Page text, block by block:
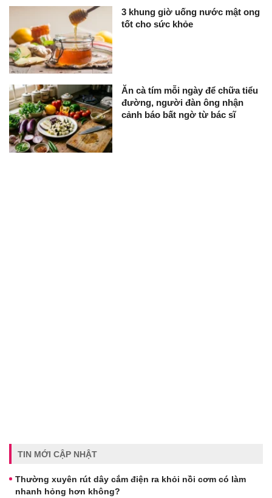
3 khung giờ uống nước mật ong
tốt cho sức khỏe
Ăn cà tím mỗi ngày để chữa tiểu
đường, người đàn ông nhận
cảnh báo bất ngờ từ bác sĩ
TIN MỚI CẬP NHẬT
Thường xuyên rút dây cắm điện ra khỏi nồi cơm có làm
nhanh hỏng hơn không?